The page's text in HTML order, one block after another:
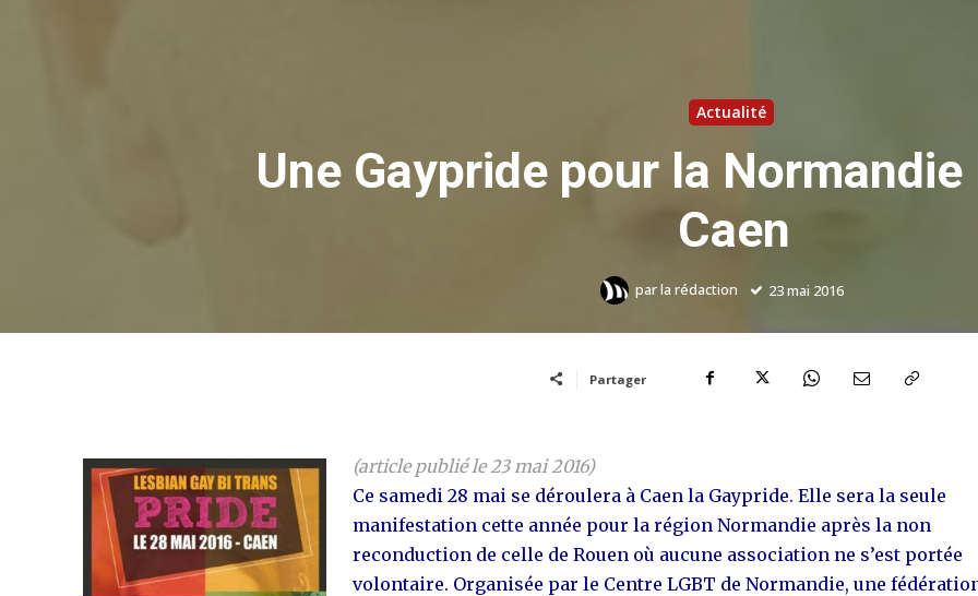
Actualité
Une Gaypride pour la
Caen
parla rédaction 23 mai 2016
Partager
(article publié le 23 mai 2016)
Ce samedi 28 mai se déroulera à Caen la Gaypride. Elle sera la seule
manifestation cette année pour la région Normandie après la non
reconduction de celle de Rouen où aucune association ne s’est portée
volontaire. Organisée par le Centre LGBT de Normandie, une